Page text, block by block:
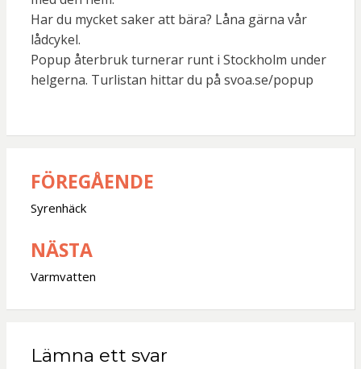
Har du mycket saker att bära? Låna gärna vår
lådcykel.
Popup återbruk turnerar runt i Stockholm under
helgerna. Turlistan hittar du på svoa.se/popup
Inläggsnavigering
FÖREGÅENDE
Syrenhäck
NÄSTA
Varmvatten
Lämna ett svar